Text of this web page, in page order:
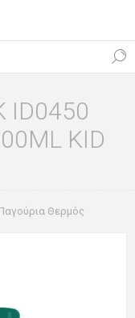
ID0450
KID
Θερμός